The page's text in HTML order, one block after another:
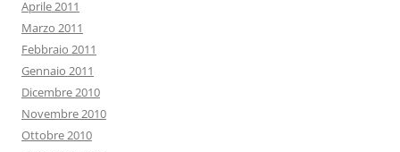
Aprile 2011
Marzo 2011
Febbraio 2011
Gennaio 2011
Dicembre 2010
Novembre 2010
Ottobre 2010